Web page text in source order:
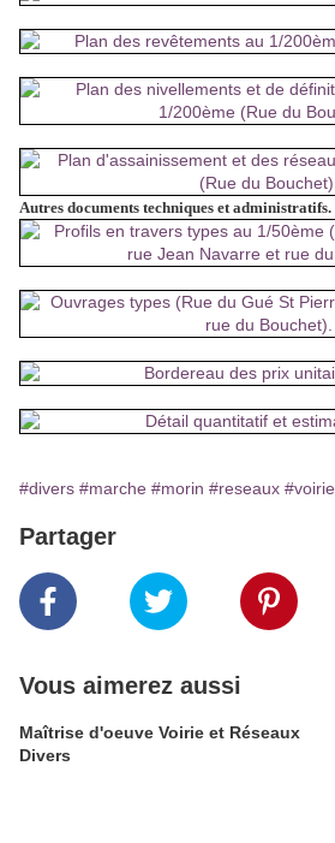
Autres documents techniques et administratifs.
#divers #marche #morin #reseaux #voirie
Partager
Vous aimerez aussi
Maîtrise d'oeuve Voirie et Réseaux
Divers